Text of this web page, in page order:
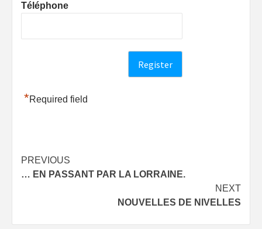
Téléphone
*Required field
Post
navigation
PREVIOUS
… EN PASSANT PAR LA LORRAINE.
NEXT
NOUVELLES DE NIVELLES